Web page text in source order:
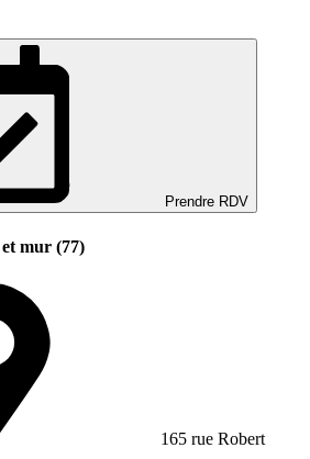
Prendre RDV
et mur (77)
165 rue Robert